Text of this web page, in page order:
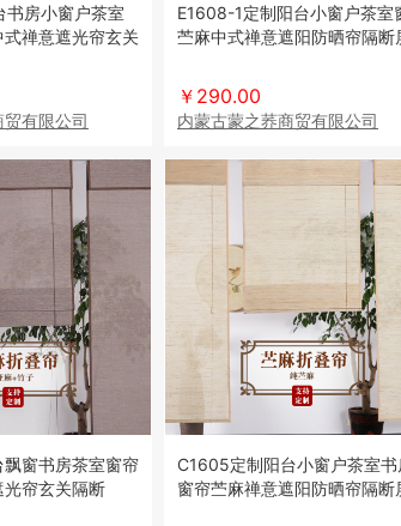
书房小窗户茶室
禅意遮光帘玄关
有限公司
E1608-1定制阳台小窗户茶室
苎麻中式禅意遮阳防晒帘隔断
￥290.00
内蒙古蒙之荞商贸有限公司
窗书房茶室窗帘
帘玄关隔断
C1605定制阳台小窗户茶室书
窗帘苎麻禅意遮阳防晒帘隔断